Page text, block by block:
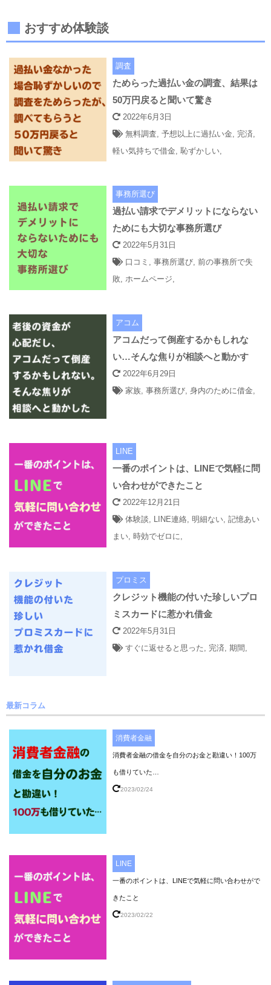
おすすめ体験談
調査
ためらった過払い金の調査、結果は
50万円戻ると聞いて驚き
2022年6月3日
無料調査 ,予想以上に過払い金 完済
軽い気持ちで借金 ,恥ずかしい
事務所選び
過払い請求でデメリットにならない
ためにも大切な事務所選び
2022年5月31日
口コミ ,事務所選び,前の事務所で失
敗,ホームページ,
アコム
アコムだって倒産するかもしれな
い…そんな焦りが相談へと動かす
2022年6月29日
家族,事務所選び,身内のために借金,
LINE
一番のポイントは、LINEで気軽に問
い合わせができたこと
2022年12月21日
体験談, LINE連絡,明細ない,記憶あい
まい, 時効でゼロに,
プロミス
クレジット機能の付いた珍しいプロ
ミスカードに惹かれ借金
2022年5月31日
すぐに返せると思った, 完済,期間 ,
最新コラム
消費者金融
消費者金融の借金を自分のお金と勘違い！100万
も借りていた…
2023/02/24
LINE
一番のポイントは、LINEで気軽に問い合わせがで
きたこと
2023/02/22